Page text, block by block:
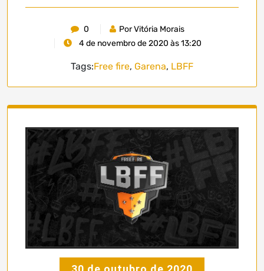
0
Por Vitória Morais
4 de novembro de 2020 às 13:20
Tags:Free fire, Garena, LBFF